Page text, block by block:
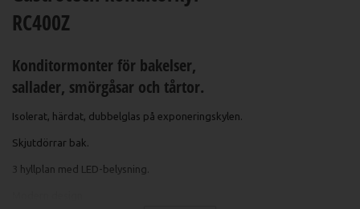
RC400Z
Konditormonter för bakelser,
sallader, smörgåsar och tårtor.
Isolerat, härdat, dubbelglas på exponeringskylen.
Skjutdörrar bak.
3 hyllplan med LED-belysning.